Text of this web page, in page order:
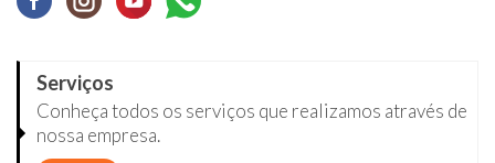
Serviços
Conheça todos os serviços que realizamos através de
nossa empresa.